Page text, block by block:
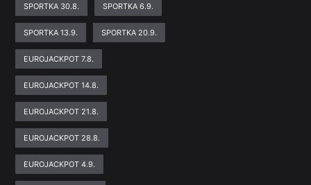
SPORTKA 30.8. SPORTKA 6.9.
SPORTKA 13.9. SPORTKA 20.9.
EUROJACKPOT 7.8.
EUROJACKPOT 14.8.
EUROJACKPOT 21.8.
EUROJACKPOT 28.8.
EUROJACKPOT 4.9.